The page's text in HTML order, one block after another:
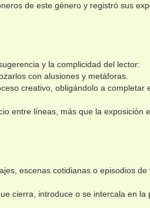
de este género y registró sus
y la complicidad del lector:
con alusiones y metáforas.
creativo, obligándolo a completar
entre líneas, más que la exposición
escenas cotidianas o episodios
cierra, introduce o se intercala en la